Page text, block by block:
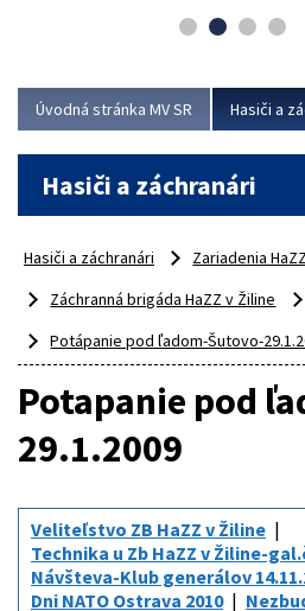
Úvodná stránka MV SR Hasiči a
Hasiči a záchranári
Hasiči a záchranári
Zariadenia HaZZ
Záchranná brigáda HaZZ v Žiline
Potápanie pod ľadom-Šutovo-
Potapanie pod
29.1.2009
Veliteľstvo ZB HaZZ v Žiline
Technika u Zb HaZZ v Žiline-
Návšteva-Klub generálov
Dni NATO Ostrava 2010